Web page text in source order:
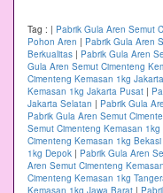
Tag : | Pabrik Gula Aren Semut
Pohon Aren | Pabrik Gula Aren
Berkualitas | Pabrik Gula Aren
Gula Aren Semut Cimenteng
Cimenteng Kemasan 1kg
Kemasan 1kg Jakarta Pusat |
Jakarta Selatan | Pabrik Gula
Pabrik Gula Aren Semut
Semut Cimenteng Kemasan
Cimenteng Kemasan 1kg Bekasi
1kg Depok | Pabrik Gula Aren
Aren Semut Cimenteng
Cimenteng Kemasan 1kg
Kemasan 1kg Jawa Barat |